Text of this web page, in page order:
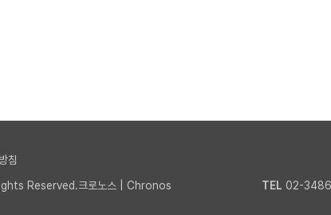
침
Reserved.크로노스 | Chronos
TEL 02-